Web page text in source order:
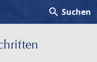
search Suchen